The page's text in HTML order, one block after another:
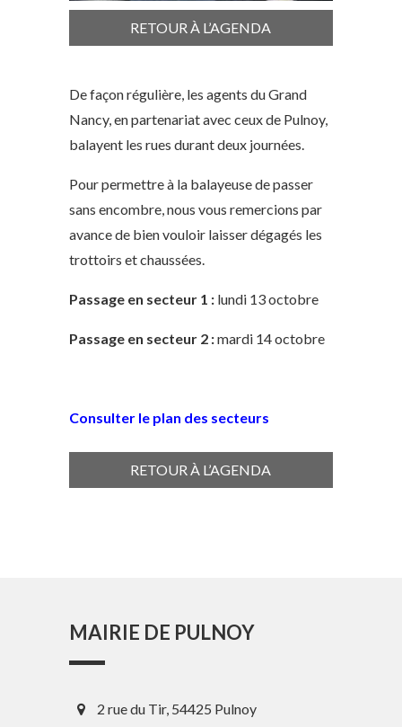
RETOUR À L’AGENDA
De façon régulière, les agents du Grand
Nancy, en partenariat avec ceux de Pulnoy,
balayent les rues durant deux journées.
Pour permettre à la balayeuse de passer
sans encombre, nous vous remercions par
avance de bien vouloir laisser dégagés les
trottoirs et chaussées.
Passage en secteur 1 : lundi 13 octobre
Passage en secteur 2 :mardi 14 octobre
Consulter le plan des secteurs
RETOUR À L’AGENDA
MAIRIE DE PULNOY
2 rue du Tir, 54425 Pulnoy